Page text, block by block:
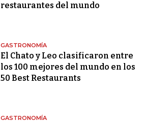
restaurantes del mundo
GASTRONOMÍA
El Chato y Leo clasificaron entre
los 100 mejores del mundo en los
50 Best Restaurants
GASTRONOMÍA